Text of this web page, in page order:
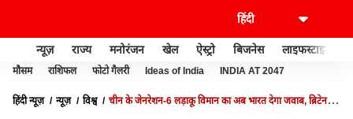
न्यूज़ राज्य मनोरंजन खेल ऐस्ट्रो बिजनेस लाइफस्टाइल
मौसम राशिफल फोटो गैलरी Ideas of India INDIA AT 2047
हिंदी न्यूज़ न्यूज़ विश्व
चीन के जेनरेशन-6 लड़ाकू विमान का अब भारत देगा जवाब, ब्रिटेन,